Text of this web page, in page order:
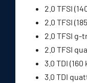
2.0 TFSI
2.0 TFSI
2.0 TFSI g-
2.0 TFSI
3.0 TDI
3.0 TDI